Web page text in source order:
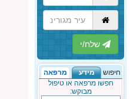
הבא
חיפוש מידע
מרפאה
חפשו מרפאה או טיפול
מבוקש: